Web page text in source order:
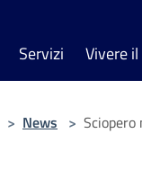
Servizi Vivere
> News >